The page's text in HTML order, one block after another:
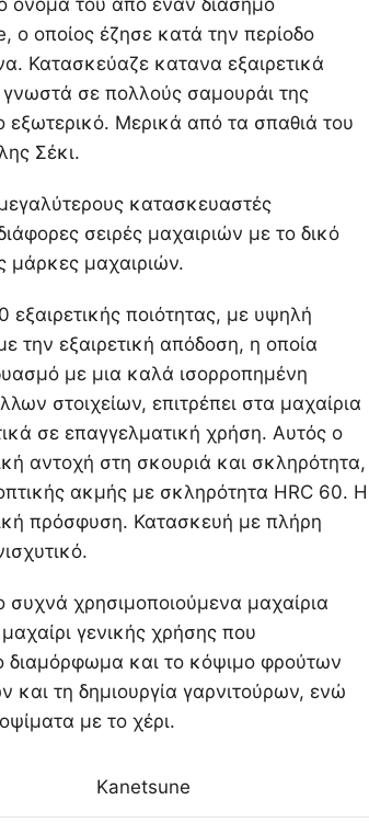
όνομά του από έναν διάσημο
οποίος έζησε κατά την περίοδο
Κατασκεύαζε κατανα εξαιρετικά
σε πολλούς σαμουράι της
εξωτερικό. Μερικά από τα σπαθιά του
Σέκι.
κατασκευαστές
σειρές μαχαιριών με το δικό
μάρκες μαχαιριών.
ποιότητας, με υψηλή
την εξαιρετική απόδοση, η οποία
με μια καλά ισορροπημένη
στοιχείων, επιτρέπει στα μαχαίρια
σε επαγγελματική χρήση. Αυτός ο
αντοχή στη σκουριά και σκληρότητα,
ακμής με σκληρότητα HRC 60. Η
πρόσφυση. Κατασκευή με πλήρη
συχνά χρησιμοποιούμενα μαχαίρια
γενικής χρήσης που
διαμόρφωμα και το κόψιμο φρούτων
τη δημιουργία γαρνιτούρων, ενώ
με το χέρι.
Kanetsune